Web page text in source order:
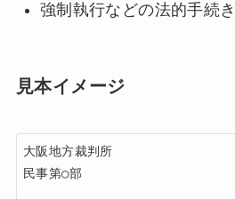
強制執行などの法的手続
見本イメージ
大阪地方裁判所
民事第○部